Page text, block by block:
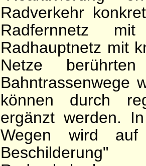
Radverkehr
Radfernnetz
Radhauptnetz mit
Netze
Bahntrassenwege
können durch
ergänzt werden.
Wegen wird